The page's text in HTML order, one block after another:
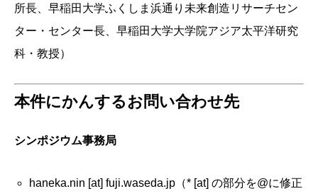
所長、早稲田大学ふくしま浜通り未来創造リサーチセン
ター・センター長、早稲田大学大学院アジア太平洋研究
科・教授）
本件にかんするお問い合わせ先
シンポジウム事務局
haneka.nin [at] fuji.waseda.jp（* [at] の部分を@に修正